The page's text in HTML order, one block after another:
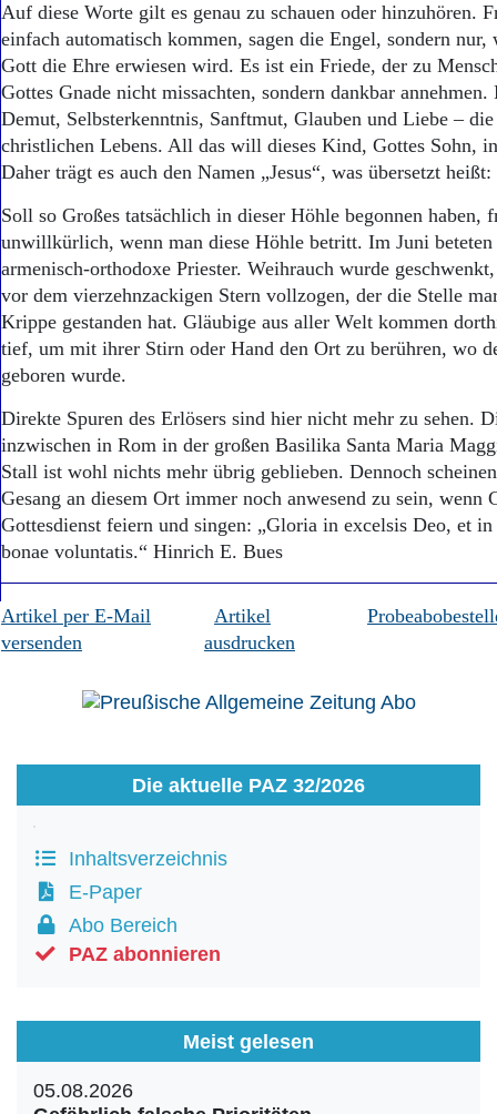
Auf diese Worte gilt es genau zu schauen oder hinzuhören.
einfach automatisch kommen, sagen die Engel, sondern nur,
Gott die Ehre erwiesen wird. Es ist ein Friede, der zu
Gottes Gnade nicht missachten, sondern dankbar annehmen.
Demut, Selbsterkenntnis, Sanftmut, Glauben und Liebe – die
christlichen Lebens. All das will dieses Kind, Gottes Sohn,
Daher trägt es auch den Namen „Jesus“, was übersetzt
Soll so Großes tatsächlich in dieser Höhle begonnen haben,
unwillkürlich, wenn man diese Höhle betritt. Im Juni beteten
armenisch-orthodoxe Priester. Weihrauch wurde
vor dem vierzehnzackigen Stern vollzogen, der die Stelle
Krippe gestanden hat. Gläubige aus aller Welt kommen
tief, um mit ihrer Stirn oder Hand den Ort zu berühren, wo
geboren wurde.
Direkte Spuren des Erlösers sind hier nicht mehr zu sehen.
inzwischen in Rom in der großen Basilika Santa Maria
Stall ist wohl nichts mehr übrig geblieben. Dennoch
Gesang an diesem Ort immer noch anwesend zu sein, wenn
Gottesdienst feiern und singen: „Gloria in excelsis Deo, et
bonae voluntatis.“ Hinrich E. Bues
Artikel per E-Mail
versenden
Artikel
ausdrucken
Die aktuelle PAZ 32/2026
Inhaltsverzeichnis
E-Paper
Abo Bereich
PAZ abonnieren
Meist gelesen
05.08.2026